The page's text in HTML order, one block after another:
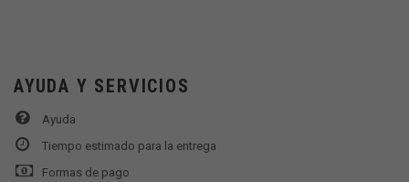
AYUDA Y SERVICIOS
Ayuda
Tiempo estimado para la entrega
Formas de pago